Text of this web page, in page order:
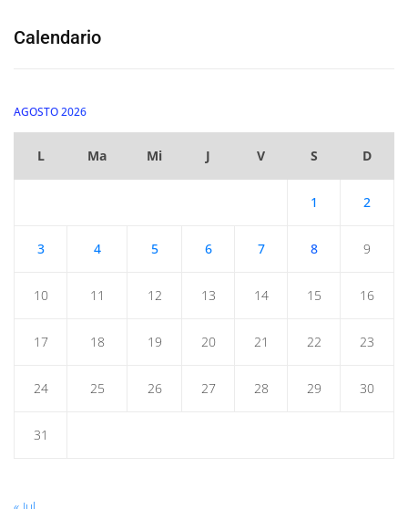
Calendario
AGOSTO 2026
L Ma Mi J V S D
1 2
3 4 5 6 7 8 9
10 11 12 13 14 15 16
17 18 19 20 21 22 23
24 25 26 27 28 29 30
31